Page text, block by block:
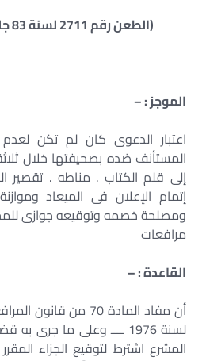
(الطعن رقم 2711 لسنة 83 جلسة 2017/02/02)
الموجز : –
اعتبار الدعوى كان لم تكن
المستأنف ضده بصحيفتها خلال
إلى قلم الكتاب . مناطه . تقصير
إتمام الإعلان فى الميعاد
مرافعات
القاعدة : –
لسنة 1976 ــــ وعلى ما
المشرع اشترط لتوقيع الجزاء